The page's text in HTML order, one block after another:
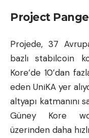
Project
Projede, 37
bazlı stabilcoin
Kore’de 10’dan
eden UniKA yer
altyapı katmanını
Güney Kore
üzerinden daha